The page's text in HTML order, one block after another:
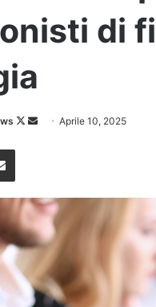
di
Follow
Invia Aprile 10, 2025
Condividi via Email